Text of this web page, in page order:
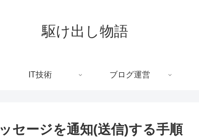
駆け出し物語
IT技術 ブログ運営
セージを通知(送信)する手順